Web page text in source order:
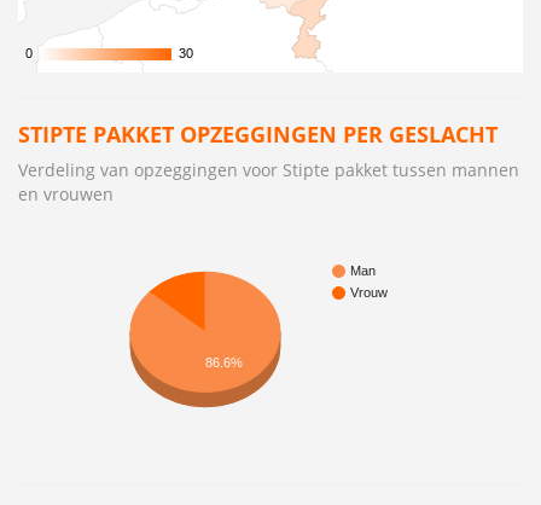
0
0 30
30
STIPTE PAKKET OPZEGGINGEN PER GESLACHT
Verdeling van opzeggingen voor Stipte pakket tussen mannen
en vrouwen
Man
Vrouw
86.6%